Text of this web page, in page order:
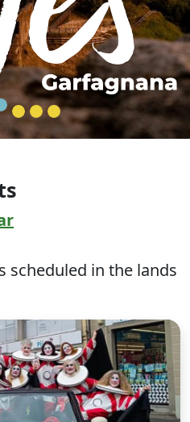
scheduled in the lands